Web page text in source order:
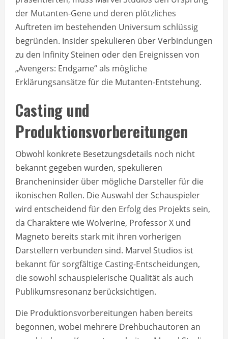
der Mutanten-Gene und deren plötzliches
Auftreten im bestehenden Universum schlüssig
begründen. Insider spekulieren über Verbindungen
zu den Infinity Steinen oder den Ereignissen von
„Avengers: Endgame“ als mögliche
Erklärungsansätze für die Mutanten-Entstehung.
Casting und
Produktionsvorbereitungen
Obwohl konkrete Besetzungsdetails noch nicht
bekannt gegeben wurden, spekulieren
Brancheninsider über mögliche Darsteller für die
ikonischen Rollen. Die Auswahl der Schauspieler
wird entscheidend für den Erfolg des Projekts sein,
da Charaktere wie Wolverine, Professor X und
Magneto bereits stark mit ihren vorherigen
Darstellern verbunden sind. Marvel Studios ist
bekannt für sorgfältige Casting-Entscheidungen,
die sowohl schauspielerische Qualität als auch
Publikumsresonanz berücksichtigen.
Die Produktionsvorbereitungen haben bereits
begonnen, wobei mehrere Drehbuchautoren an